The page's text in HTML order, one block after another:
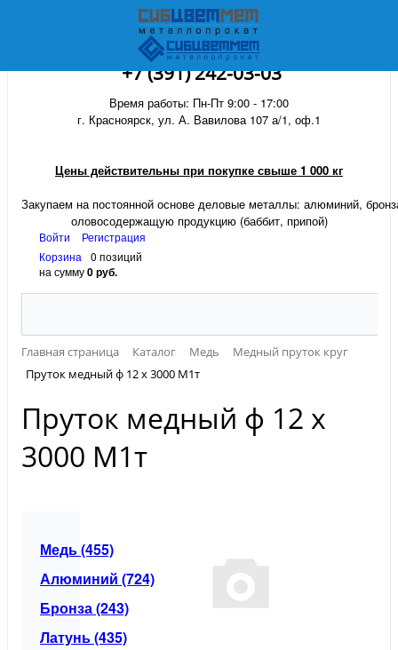
+7 (391) 242-03-03
Время работы: Пн-Пт 9:00 - 17:00
г. Красноярск, ул. А. Вавилова 107 а/1, оф.1
Цены действительны при покупке свыше 1 000 кг
Закупаем на постоянной основе деловые металлы: алюминий,
оловосодержащую продукцию (баббит, припой)
Войти
Регистрация
Корзина
0 позиций
на сумму0 руб.
Главная страница Каталог Медь
Медный пруток круг
Пруток медный ф 12 х 3000 М1т
Пруток медный ф 12 х
3000 М1т
Медь (455)
Алюминий (724)
Бронза (243)
Латунь (435)